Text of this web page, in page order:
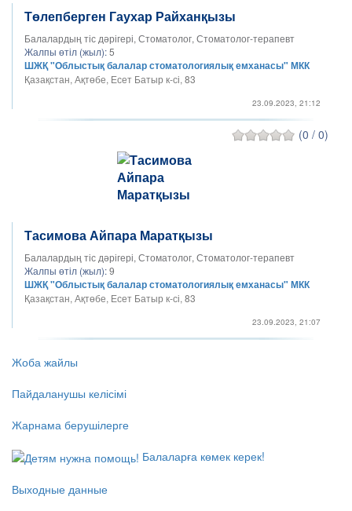
Төлепберген Гаухар Райханқызы
Балалардың тіс дәрігері, Стоматолог, Стоматолог-терапевт
Жалпы өтіл (жыл):5
ШЖҚ "Облыстық балалар стоматологиялық емханасы" МКК
Қазақстан, Ақтөбе, Есет Батыр к-сі, 83
23.09.2023, 21:12
(0 / 0)
Тасимова Айпара Маратқызы
Балалардың тіс дәрігері, Стоматолог, Стоматолог-терапевт
Жалпы өтіл (жыл):9
ШЖҚ "Облыстық балалар стоматологиялық емханасы" МКК
Қазақстан, Ақтөбе, Есет Батыр к-сі, 83
23.09.2023, 21:07
Жоба жайлы
Пайдаланушы келісімі
Жарнама берушілерге
Балаларға көмек керек!
Выходные данные